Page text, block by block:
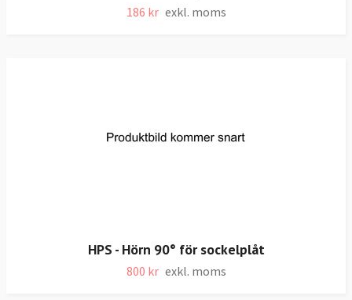
186 kr exkl. moms
HPS - Hörn 90° för sockelplåt
800 kr exkl. moms